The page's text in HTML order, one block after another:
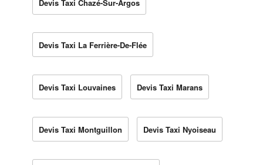
Devis Taxi Chazé-Sur-Argos
Devis Taxi La Ferrière-De-Flée
Devis Taxi Louvaines Devis Taxi Marans
Devis Taxi Montguillon Devis Taxi Nyoiseau